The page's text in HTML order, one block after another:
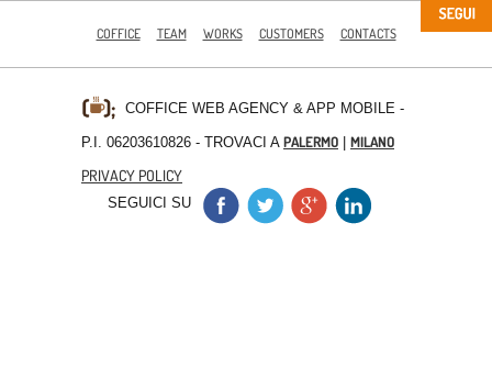
COFFICE TEAM WORKS CUSTOMERS CONTACTS
COFFICE WEB AGENCY & APP MOBILE -
P.I. 06203610826 - TROVACI A PALERMO MILANO
PRIVACY POLICY
SEGUICI SU